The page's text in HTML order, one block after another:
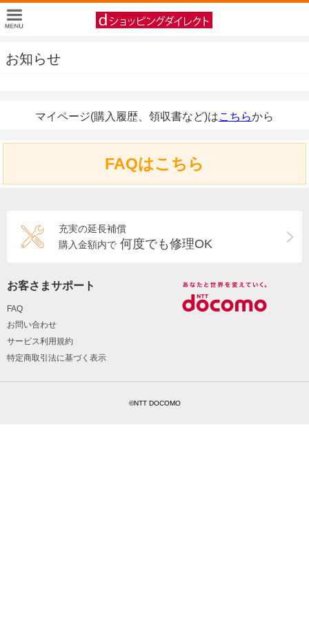
お知らせ
マイページ(購入履歴、領収書など)はこちらから
FAQはこちら
充実の延長補償
購入金額内で 何度でも修理OK
お客さまサポート
FAQ
お問い合わせ
サービス利用規約
特定商取引法に基づく表示
©NTT DOCOMO